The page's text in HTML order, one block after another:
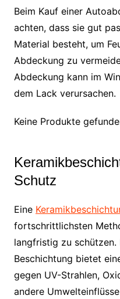
Beim Kauf einer
achten, dass sie gut
Material besteht, um
Abdeckung zu
Abdeckung kann im
dem Lack verursachen.
Keine Produkte
Schutz
Eine
fortschrittlichsten
langfristig zu schützen.
Beschichtung bietet
gegen UV-Strahlen,
andere